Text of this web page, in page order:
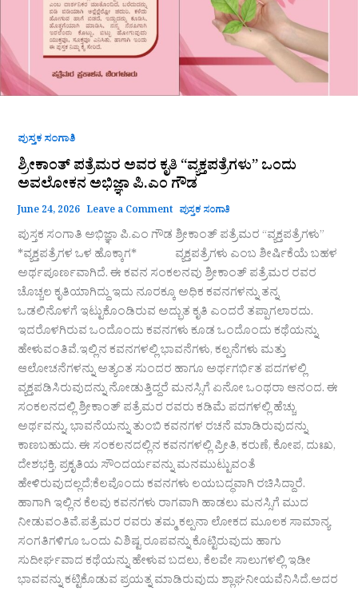
ಪುಸ್ತಕ ಸಂಗಾತಿ
ಶ್ರೀಕಾಂತ್‌ ಪತ್ರೆಮರ ಅವರ ಕೃತಿ “ವ್ಯಕ್ತಪತ್ರೆಗಳು” ಒಂದು
ಅವಲೋಕನ ಅಭಿಜ್ಞಾ ಪಿ.ಎಂ ಗೌಡ
June 24, 2026 Leave a Comment ಪುಸ್ತಕ ಸಂಗಾತಿ
ಪುಸ್ತಕ ಸಂಗಾತಿ ಅಭಿಜ್ಞಾ ಪಿ.ಎಂ ಗೌಡ ಶ್ರೀಕಾಂತ್‌ ಪತ್ರೆಮರ “ವ್ಯಕ್ತಪತ್ರೆಗಳು”
*ವ್ಯಕ್ತಪತ್ರೆಗಳ ಒಳ ಹೊಕ್ಕಾಗ* ವ್ಯಕ್ತಪತ್ರೆಗಳು ಎಂಬ ಶೀರ್ಷಿಕೆಯೆ ಬಹಳ
ಅರ್ಥಪೂರ್ಣವಾಗಿದೆ. ಈ ಕವನ ಸಂಕಲನವು ಶ್ರೀಕಾಂತ್ ಪತ್ರೆಮರ ರವರ
ಚೊಚ್ಚಲ ಕೃತಿಯಾಗಿದ್ದು ಇದು ನೂರಕ್ಕೂ ಅಧಿಕ ಕವನಗಳನ್ನು ತನ್ನ
ಒಡಲಿನೊಳಗೆ ಇಟ್ಟುಕೊಂಡಿರುವ ಅದ್ಭುತ ಕೃತಿ ಎಂದರೆ ತಪ್ಪಾಗಲಾರದು.
ಇದರೊಳಗಿರುವ ಒಂದೊಂದು ಕವನಗಳು ಕೂಡ ಒಂದೊಂದು ಕಥೆಯನ್ನು
ಹೇಳುವಂತಿವೆ.ಇಲ್ಲಿನ ಕವನಗಳಲ್ಲಿ ಭಾವನೆಗಳು, ಕಲ್ಪನೆಗಳು ಮತ್ತು
ಆಲೋಚನೆಗಳನ್ನು ಅತ್ಯಂತ ಸುಂದರ ಹಾಗೂ ಅರ್ಥಗರ್ಭಿತ ಪದಗಳಲ್ಲಿ
ವ್ಯಕ್ತಪಡಿಸಿರುವುದನ್ನು ನೋಡುತ್ತಿದ್ದರೆ ಮನಸ್ಸಿಗೆ ಏನೋ ಒಂಥರಾ ಆನಂದ. ಈ
ಸಂಕಲನದಲ್ಲಿ ಶ್ರೀಕಾಂತ್ ಪತ್ರೆಮರ ರವರು ಕಡಿಮೆ ಪದಗಳಲ್ಲಿ ಹೆಚ್ಚು
ಅರ್ಥವನ್ನು, ಭಾವನೆಯನ್ನು ತುಂಬಿ ಕವನಗಳ ರಚನೆ ಮಾಡಿರುವುದನ್ನು
ಕಾಣಬಹುದು. ಈ ಸಂಕಲನದಲ್ಲಿನ ಕವನಗಳಲ್ಲಿ ಪ್ರೀತಿ, ಕರುಣೆ, ಕೋಪ, ದುಃಖ,
ದೇಶಭಕ್ತಿ, ಪ್ರಕೃತಿಯ ಸೌಂದರ್ಯವನ್ನು ಮನಮುಟ್ಟುವಂತೆ
ಹೇಳಿರುವುದಲ್ಲದೆ;ಕೆಲವೊಂದು ಕವನಗಳು ಲಯಬದ್ಧವಾಗಿ ರಚಿಸಿದ್ದಾರೆ.
ಹಾಗಾಗಿ ಇಲ್ಲಿನ ಕೆಲವು ಕವನಗಳು ರಾಗವಾಗಿ ಹಾಡಲು ಮನಸ್ಸಿಗೆ ಮುದ
ನೀಡುವಂತಿವೆ.ಪತ್ರೆಮರ ರವರು ​ತಮ್ಮ ಕಲ್ಪನಾ ಲೋಕದ ಮೂಲಕ ಸಾಮಾನ್ಯ
ಸಂಗತಿಗಳಿಗೂ ಒಂದು ವಿಶಿಷ್ಟ ರೂಪವನ್ನು ಕೊಟ್ಟಿರುವುದು ಹಾಗು
ಸುದೀರ್ಘವಾದ ಕಥೆಯನ್ನು ಹೇಳುವ ಬದಲು, ಕೆಲವೇ ಸಾಲುಗಳಲ್ಲಿ ಇಡೀ
ಭಾವವನ್ನು ಕಟ್ಟಿಕೊಡುವ ಪ್ರಯತ್ನ ಮಾಡಿರುವುದು ಶ್ಲಾಘನೀಯವೆನಿಸಿದೆ.ಅದರ